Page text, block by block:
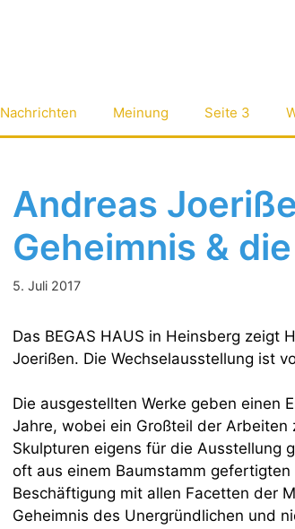
Nachrichten Meinung Seite 3
Andreas
Geheimnis &
5. Juli 2017
Das BEGAS HAUS in Heinsberg zeigt
Joerißen. Die Wechselausstellung ist
Die ausgestellten Werke geben einen
Jahre, wobei ein Großteil der
Skulpturen eigens für die Ausstellung
oft aus einem Baumstamm
Beschäftigung mit allen Facetten der
Geheimnis des Unergründlichen und